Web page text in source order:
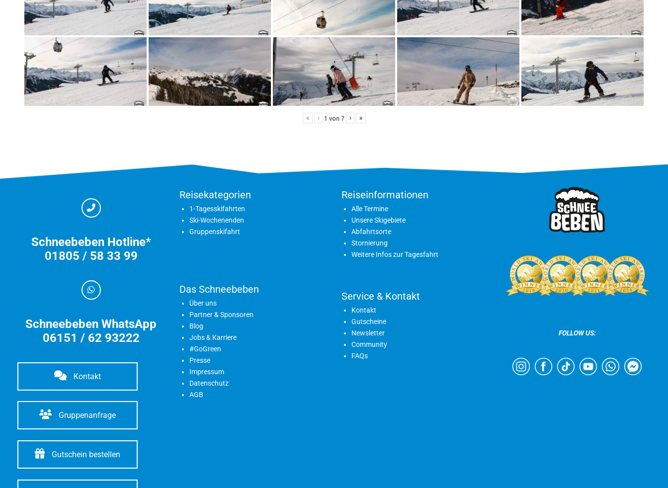
« ‹ 1 von 7 › »
Schneebeben Hotline*
01805 / 58 33 99
Schneebeben WhatsApp
06151 / 62 93222
Kontakt
Gruppenanfrage
Gutschein bestellen
Reisekategorien
1-Tagesskifahrten
Ski-Wochenenden
Gruppenskifahrt
Das Schneebeben
Über uns
Partner & Sponsoren
Blog
Jobs & Karriere
#GoGreen
Presse
Impressum
Datenschutz
AGB
Reiseinformationen
Alle Termine
Unsere Skigebiete
Abfahrtsorte
Stornierung
Weitere Infos zur Tagesfahrt
Service & Kontakt
Kontakt
Gutscheine
Newsletter
Community
FAQs
FOLLOW US: